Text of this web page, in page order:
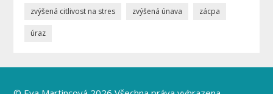
zvýšená citlivost na stres zvýšená únava zácpa
úraz